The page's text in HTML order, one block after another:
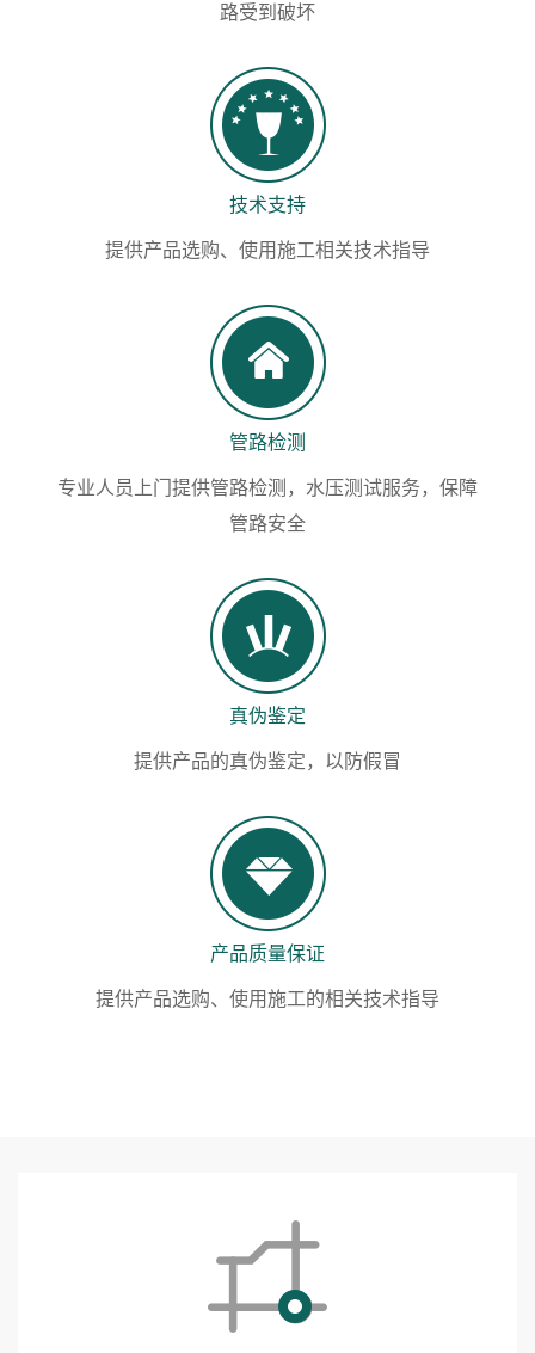
路受到破坏
技术支持
提供产品选购、使用施工相关技术指导
管路检测
专业人员上门提供管路检测，水压测试服务，保障
管路安全
真伪鉴定
提供产品的真伪鉴定，以防假冒
产品质量保证
提供产品选购、使用施工的相关技术指导